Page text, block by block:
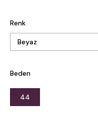
Renk
Beden
44